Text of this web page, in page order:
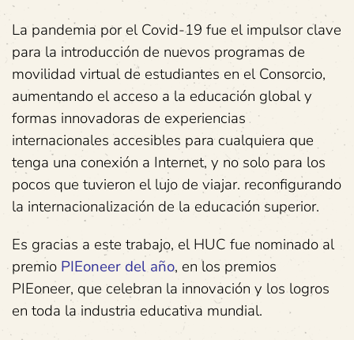
La pandemia por el Covid-19 fue el impulsor clave
para la introducción de nuevos programas de
movilidad virtual de estudiantes en el Consorcio,
aumentando el acceso a la educación global y
formas innovadoras de experiencias
internacionales accesibles para cualquiera que
tenga una conexión a Internet, y no solo para los
pocos que tuvieron el lujo de viajar. reconfigurando
la internacionalización de la educación superior.
Es gracias a este trabajo, el HUC fue nominado al
premio PIEoneer del año, en los premios
PIEoneer, que celebran la innovación y los logros
en toda la industria educativa mundial.